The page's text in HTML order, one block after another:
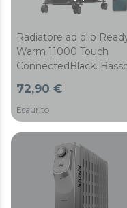
Radiatore ad olio
Warm 11000 Touch
ConnectedBlack.
2500 W, controllo via
3 modalità di
funzionamento, display
LCD, controllo touch,
timer, 25m2
72,90 €
Esaurito